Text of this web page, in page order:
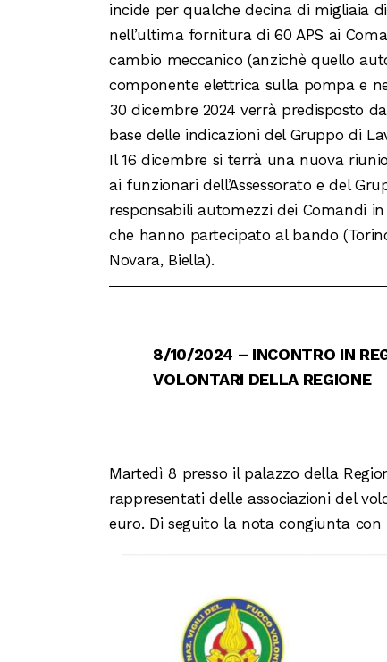
incide per qualche decina di migliaia
nell’ultima fornitura di 60 APS ai
cambio meccanico (anzichè quello
componente elettrica sulla pompa e
30 dicembre 2024 verrà predisposto
base delle indicazioni del Gruppo di
Il 16 dicembre si terrà una nuova
ai funzionari dell’Assessorato e del
responsabili automezzi dei Comandi
che hanno partecipato al bando
Novara, Biella).
8/10/2024 – INCONTRO IN
VOLONTARI DELLA REGIONE
Martedì 8 presso il palazzo della
rappresentati delle associazioni del
euro. Di seguito la nota congiunta con